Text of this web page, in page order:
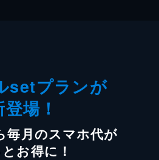
setプランが
場！
毎月のスマホ代が
お得に！